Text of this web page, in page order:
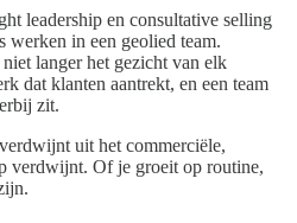
leadership en consultative selling
werken in een geolied team.
langer het gezicht van elk
dat klanten aantrekt, en een team
zit.
uit het commerciële,
verdwijnt. Of je groeit op routine,